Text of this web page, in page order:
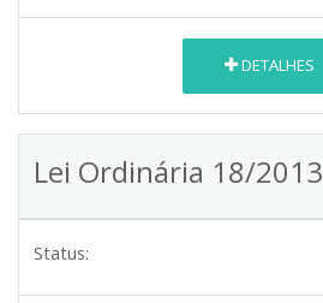
DETALHES
Lei Ordinária 18/2013
Status: